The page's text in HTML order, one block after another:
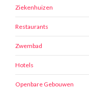
Ziekenhuizen
Restaurants
Zwembad
Hotels
Openbare Gebouwen